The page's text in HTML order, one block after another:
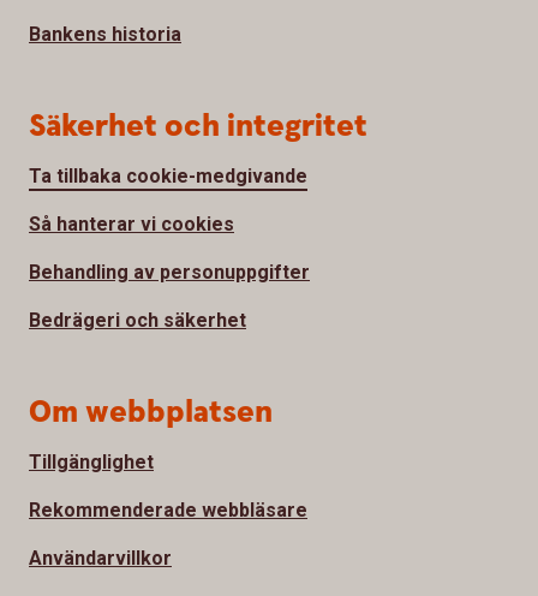
Bankens historia
Säkerhet och integritet
Ta tillbaka cookie-medgivande
Så hanterar vi cookies
Behandling av personuppgifter
Bedrägeri och säkerhet
Om webbplatsen
Tillgänglighet
Rekommenderade webbläsare
Användarvillkor